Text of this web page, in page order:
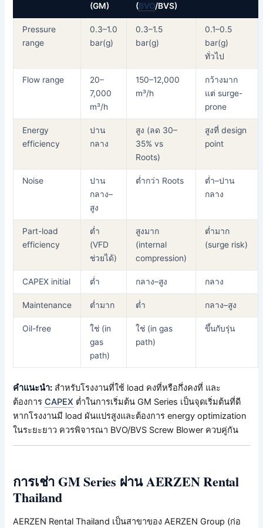
(GM)
(BVO/BVS)
Pressure
range
0.3–1.0
bar(g)
0.3–1.5
bar(g)
0.1–0.5
bar(g)
ทั่วไป
Flow range
20–
7,000
m³/h
150–12,000
m³/h
กว้างมาก
แต่ surge-
prone
Energy
efficiency
ปาน
กลาง
สูง (ลด 30–
35% vs
Roots)
สูงที่ design
point
Noise
ปาน
กลาง–
สูง
ต่ำกว่า Roots
ต่ำ–ปาน
กลาง
Part-load
efficiency
ต่ำ
(VFD
ช่วยได้)
สูงมาก
(internal
compression)
ต่ำมาก
(surge risk)
CAPEX initial ต่ำ กลาง–สูง กลาง
Maintenance ต่ำมาก ต่ำ กลาง–สูง
Oil-free
ใช่ (in
gas
path)
ใช่ (in gas
path)
ขึ้นกับรุ่น
คำแนะนำ: สำหรับโรงงานที่ใช้ load คงที่หรือกึ่งคงที่ และ
ต้องการCAPEX ต่ำในการเริ่มต้น GM Series เป็นจุดเริ่มต้นที่ดี
หากโรงงานมี load ผันแปรสูงและต้องการ energy optimization
ในระยะยาว ควรพิจารณา BVO/BVS Screw Blower ควบคู่กัน
การเช่า GM Series ผ่าน AERZEN Rental
Thailand
AERZEN Rental Thailand เป็นสาขาของ AERZEN Group (ก่อ